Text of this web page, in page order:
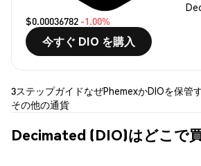
$0.00036782 -1.00%
今すぐ DIO を購入
3ステップガイドなぜPhemexかDIOを保管
その他の通貨
Decimated (DIO)はどこで